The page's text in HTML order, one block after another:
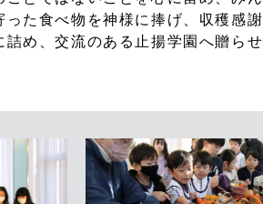
た食べ物を神様に捧げ、収穫感謝
め、交流のある止揚学園へ贈らせ